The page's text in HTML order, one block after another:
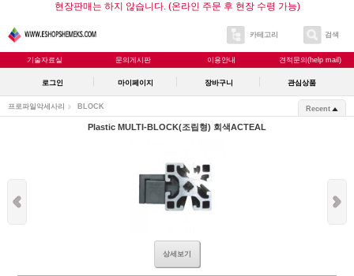
현장판매는 하지 않습니다. (온라인 주문 후 현장 수령 가능)
카테고리 검색
기술자료실 문의게시판 이용안내 견적문의(help mail)
로그인 마이페이지 장바구니 관심상품
프로파일악세사리 BLOCK Recent
Plastic MULTI-BLOCK(조립형) 회색ACTEAL
상세보기